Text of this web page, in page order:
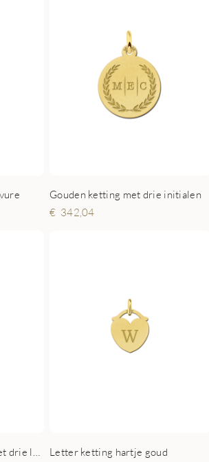
Gouden ketting met drie initialen
342,04
Letter ketting hartje goud